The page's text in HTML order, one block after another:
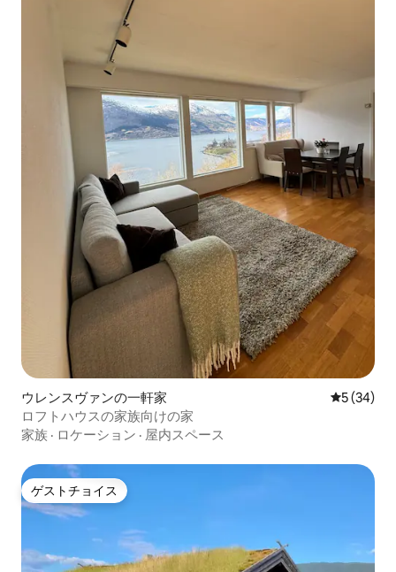
ウレンスヴァンの一軒家 レビュー
5 (34)
ロフトハウスの家族向けの家
家族 · ロケーション · 屋内スペース
ゲストチョイス
ゲストチョイス